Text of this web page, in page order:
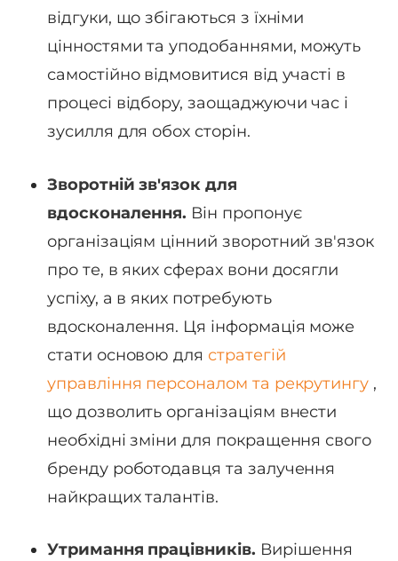
відгуки, що збігаються з їхніми
цінностями та уподобаннями, можуть
самостійно відмовитися від участі в
процесі відбору, заощаджуючи час і
зусилля для обох сторін.
Зворотній зв'язок для
вдосконалення. Він пропонує
організаціям цінний зворотний зв'язок
про те, в яких сферах вони досягли
успіху, а в яких потребують
вдосконалення. Ця інформація може
стати основою для стратегій
управління персоналом та рекрутингу ,
що дозволить організаціям внести
необхідні зміни для покращення свого
бренду роботодавця та залучення
найкращих талантів.
Утримання працівників. Вирішення